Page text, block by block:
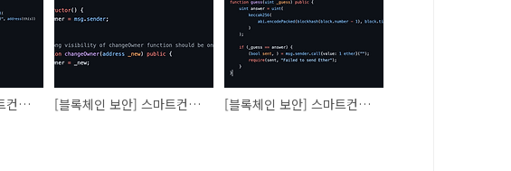
[블록체인 보안] 스마트컨트랙트 취약성 Storage collision [블록체인 보안] 스마트컨트랙트 취약성(Visibility- 부적절한 접근 제어 취약점) [블록체인 보안] 스마트컨트랙트 취약성 (예측가능한 무작위성 취약점)